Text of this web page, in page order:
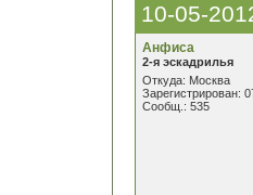
10-05-
Анфиса
2-я эскадрилья
Откуда: Москва
Зарегистрирован:
Сообщ.: 535